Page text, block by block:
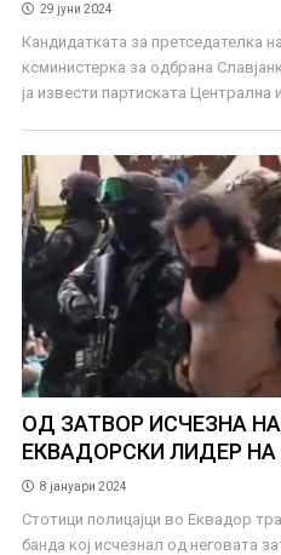
29 јуни 2024
Кандидатката за претседателка
ксминистерка за одбрана
ја извести партиската Централна
ОД ЗАТВОР ИСЧЕЗНА
ЕКВАДОРСКИ ЛИДЕР
8 јануари 2024
Стотици полицајци во Еквадор
банда кој исчезнал од неговата